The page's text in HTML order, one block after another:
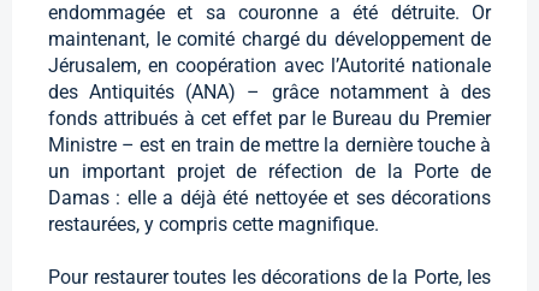
endommagée et sa couronne a été détruite. Or
maintenant, le comité chargé du développement de
Jérusalem, en coopération avec l’Autorité nationale
des Antiquités (ANA) – grâce notamment à des
fonds attribués à cet effet par le Bureau du Premier
Ministre – est en train de mettre la dernière touche à
un important projet de réfection de la Porte de
Damas : elle a déjà été nettoyée et ses décorations
restaurées, y compris cette magnifique.
Pour restaurer toutes les décorations de la Porte, les